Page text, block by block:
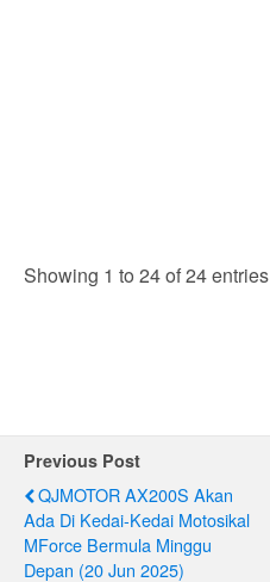
Showing 1 to 24 of 24 entries
Previous Post
QJMOTOR AX200S Akan
Ada Di Kedai-Kedai Motosikal
MForce Bermula Minggu
Depan (20 Jun 2025)